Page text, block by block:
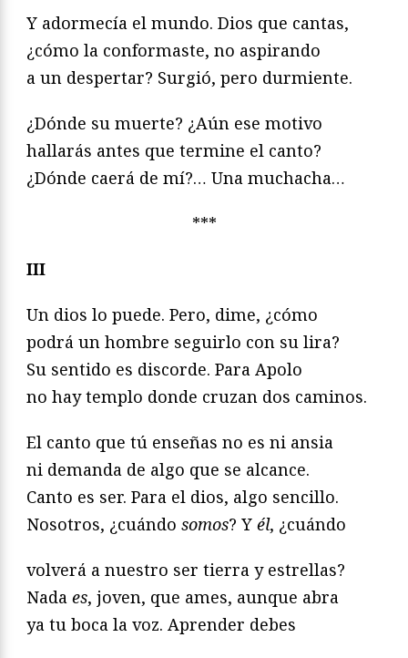
Y adormecía el mundo. Dios que cantas,
¿cómo la conformaste, no aspirando
a un despertar? Surgió, pero durmiente.
¿Dónde su muerte? ¿Aún ese motivo
hallarás antes que termine el canto?
¿Dónde caerá de mí?… Una muchacha…
***
III
Un dios lo puede. Pero, dime, ¿cómo
podrá un hombre seguirlo con su lira?
Su sentido es discorde. Para Apolo
no hay templo donde cruzan dos caminos.
El canto que tú enseñas no es ni ansia
ni demanda de algo que se alcance.
Canto es ser. Para el dios, algo sencillo.
Nosotros, ¿cuándo somos? Y él, ¿cuándo
volverá a nuestro ser tierra y estrellas?
Nada es, joven, que ames, aunque abra
ya tu boca la voz. Aprender debes